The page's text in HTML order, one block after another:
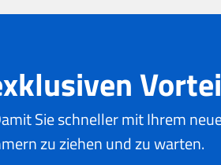
Sie schneller mit Ihrem
zu ziehen und zu warten.